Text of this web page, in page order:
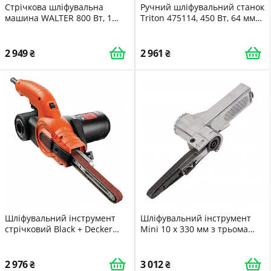
Стрічкова шліфувальна
машина WALTER 800 Вт, 1
стрічка 76 x 457 мм,
швидкість стрічки: 0-380 м/хв
2 949
Ручний шліфувальний станок
Triton 475114, 450 Вт, 64 мм
2 961
Шліфувальний інструмент
стрічковий Black + Decker
2 976
Шліфувальний інструмент
Mini 10 x 330 мм з трьома
3 012